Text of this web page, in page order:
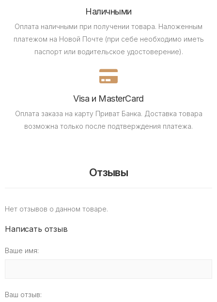
Наличными
Оплата наличными при получении товара. Наложенным
платежом на Новой Почте (при себе необходимо иметь
паспорт или водительское удостоверение).
Visa и MasterCard
Оплата заказа на карту Приват Банка. Доставка товара
возможна только после подтверждения платежа.
Отзывы
Нет отзывов о данном товаре.
Написать отзыв
Ваше имя:
Ваш отзыв: